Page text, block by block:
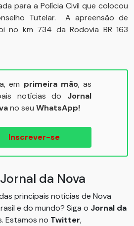
para a Polícia Civil que colocou
Tutelar. A apreensão de
no km 734 da Rodovia BR 163
em primeira mão, as
notícias do Jornal
no seu WhatsApp!
Inscrever-se
da Nova
principais notícias de Nova
e do mundo? Siga o Jornal da
Estamos no Twitter,